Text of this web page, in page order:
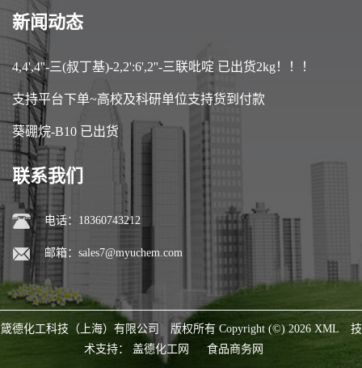
新闻动态
4,4',4''-三(叔丁基)-2,2':6',2''-三联吡啶 已出货2kg！！！
支持平台下单~高校及科研单位支持货到付款
葵硼烷-B10 已出货
联系我们
电话：18360743212
邮箱： sales7@myuchem.com
箴德化工科技（上海）有限公司 版权所有 Copyright (©) 2026 XML
技
术支持： 盖德化工网 食品商务网